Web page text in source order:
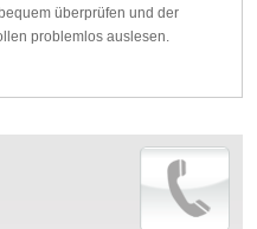
überprüfen und der
problemlos auslesen.